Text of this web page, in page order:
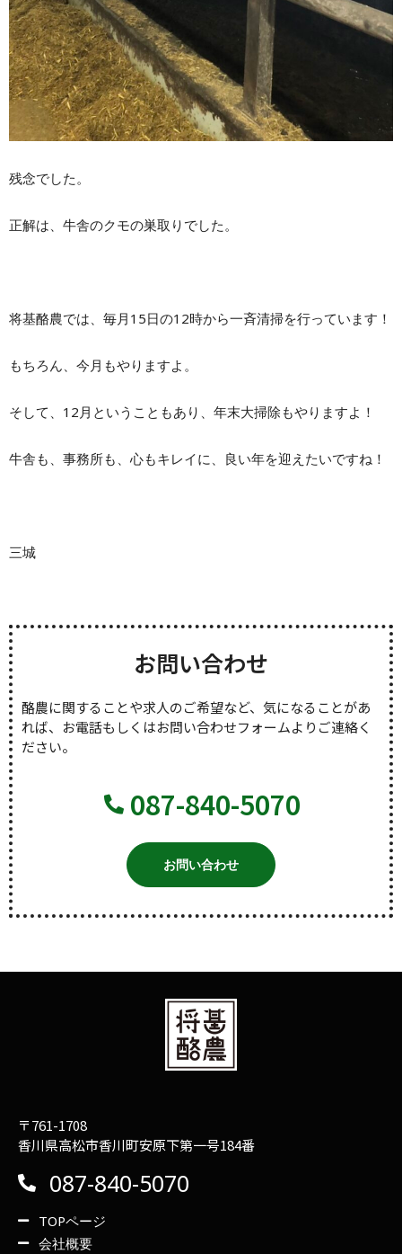
残念でした。
正解は、牛舎のクモの巣取りでした。
将基酪農では、毎月15日の12時から一斉清掃を行っています！
もちろん、今月もやりますよ。
そして、12月ということもあり、年末大掃除もやりますよ！
牛舎も、事務所も、心もキレイに、良い年を迎えたいですね！
三城
お問い合わせ
酪農に関することや求人のご希望など、気になることがあ
れば、お電話もしくはお問い合わせフォームよりご連絡く
ださい。
087-840-5070
お問い合わせ
〒761-1708
香川県高松市香川町安原下第一号184番
087-840-5070
TOPページ
会社概要